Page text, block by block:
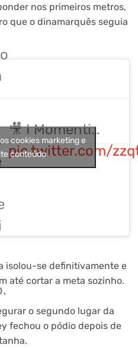
nos primeiros metros,
que o dinamarquês seguia
🎥 I Momenti…
pic.twitter.com/
cookies marketing e
conteúdo
isolou-se definitivamente e
até cortar a meta sozinho.
o segundo lugar da
fechou o pódio depois de